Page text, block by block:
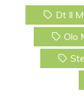
c
e
b
o
itt
er
Dt Il
Olo